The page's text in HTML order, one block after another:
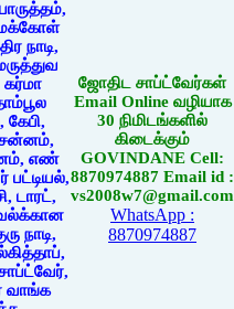
ஜோதிட சாப்ட்வேர்கள்
Email Online வழியாக
30 நிமிடங்களில்
கிடைக்கும்
GOVINDANE Cell:
8870974887 Email id :
vs2008w7@gmail.com
WhatsApp :
8870974887